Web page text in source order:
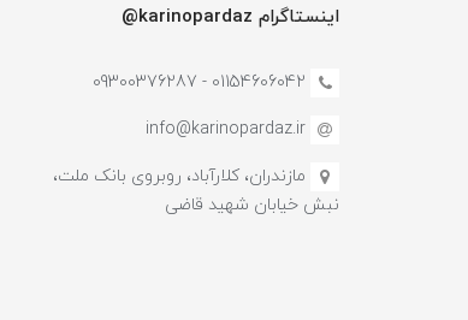
اینستاگرام karinopardaz@
01154606042 - 09300376287
info@karinopardaz.ir
مازندران، کلارآباد، روبروی بانک ملت،
نبش خیابان شهید قاضی